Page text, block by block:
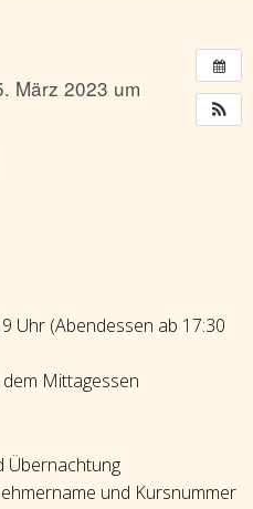
März 2023 um
Uhr (Abendessen ab 17:30
dem Mittagessen
Übernachtung
und Kursnummer